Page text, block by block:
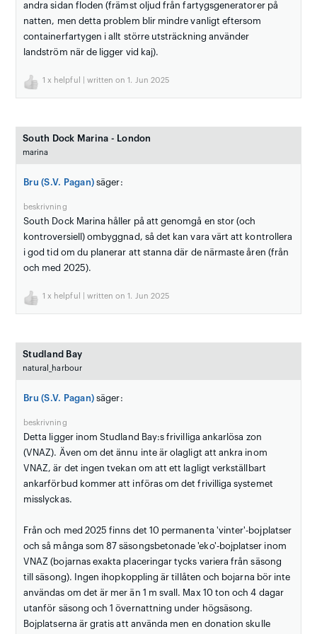
andra sidan floden (främst oljud från fartygsgeneratorer på
natten, men detta problem blir mindre vanligt eftersom
containerfartygen i allt större utsträckning använder
landström när de ligger vid kaj).
1 x helpful | written on 1. Jun 2025
South Dock Marina - London
marina
Bru (S.V. Pagan) säger:
beskrivning
South Dock Marina håller på att genomgå en stor (och
kontroversiell) ombyggnad, så det kan vara värt att kontrollera
i god tid om du planerar att stanna där de närmaste åren (från
och med 2025).
1 x helpful | written on 1. Jun 2025
Studland Bay
natural_harbour
Bru (S.V. Pagan) säger:
beskrivning
Detta ligger inom Studland Bay:s frivilliga ankarlösa zon
(VNAZ). Även om det ännu inte är olagligt att ankra inom
VNAZ, är det ingen tvekan om att ett lagligt verkställbart
ankarförbud kommer att införas om det frivilliga systemet
misslyckas.
Från och med 2025 finns det 10 permanenta 'vinter'-bojplatser
och så många som 87 säsongsbetonade 'eko'-bojplatser inom
VNAZ (bojarnas exakta placeringar tycks variera från säsong
till säsong). Ingen ihopkoppling är tillåten och bojarna bör inte
användas om det är mer än 1 m svall. Max 10 ton och 4 dagar
utanför säsong och 1 övernattning under högsäsong.
Bojplatserna är gratis att använda men en donation skulle